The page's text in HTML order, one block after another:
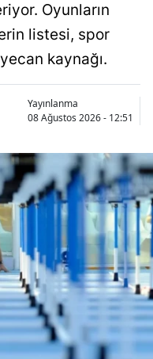
Oyunların
listesi, spor
kaynağı.
Yayınlanma
08 Ağustos 2026 - 12:51